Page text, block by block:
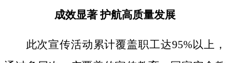
成效显著护航高质量发展
此次宣传活动累计覆盖职工达95%以上，